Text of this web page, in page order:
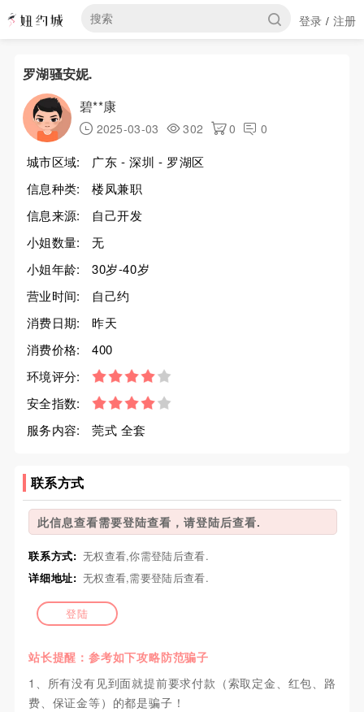
登录 / 注册
罗湖骚安妮.
碧**康
2025-03-03 302 0 0
城市区域:
广东 - 深圳 - 罗湖区
信息种类:
楼凤兼职
信息来源:
自己开发
小姐数量:
无
小姐年龄:
30岁-40岁
营业时间:
自己约
消费日期:
昨天
消费价格:
400
环境评分:
安全指数:
服务内容:
莞式 全套
联系方式
此信息查看需要登陆查看，请登陆后查看.
联系方式: 无权查看,你需登陆后查看.
详细地址: 无权查看,需要登陆后查看.
登陆
站长提醒：参考如下攻略防范骗子
1、所有没有见到面就提前要求付款（索取定金、红包、路
费、保证金等）的都是骗子！